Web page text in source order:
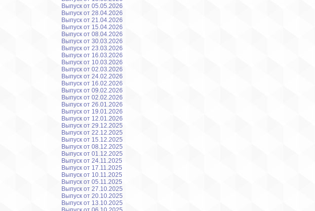
Выпуск от 05.05.2026
Выпуск от 28.04.2026
Выпуск от 21.04.2026
Выпуск от 15.04.2026
Выпуск от 08.04.2026
Выпуск от 30.03.2026
Выпуск от 23.03.2026
Выпуск от 16.03.2026
Выпуск от 10.03.2026
Выпуск от 02.03.2026
Выпуск от 24.02.2026
Выпуск от 16.02.2026
Выпуск от 09.02.2026
Выпуск от 02.02.2026
Выпуск от 26.01.2026
Выпуск от 19.01.2026
Выпуск от 12.01.2026
Выпуск от 29.12.2025
Выпуск от 22.12.2025
Выпуск от 15.12.2025
Выпуск от 08.12.2025
Выпуск от 01.12.2025
Выпуск от 24.11.2025
Выпуск от 17.11.2025
Выпуск от 10.11.2025
Выпуск от 05.11.2025
Выпуск от 27.10.2025
Выпуск от 20.10.2025
Выпуск от 13.10.2025